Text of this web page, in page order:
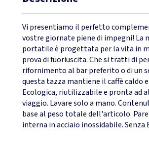
Vi presentiamo il perfetto
vostre giornate piene di impegni! La
portatile è progettata per la vita in
prova di fuoriuscita. Che si tratti di
rifornimento al bar preferito o di un
questa tazza mantiene il caffè caldo
Ecologica, riutilizzabile e pronta ad
viaggio. Lavare solo a mano.
base al peso totale dell'articolo.
interna in acciaio inossidabile. Senza